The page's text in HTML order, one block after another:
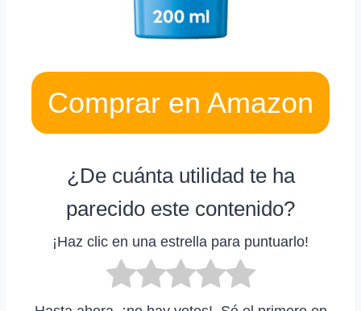
Comprar en Amazon
¿De cuánta utilidad te ha
parecido este contenido?
¡Haz clic en una estrella para puntuarlo!